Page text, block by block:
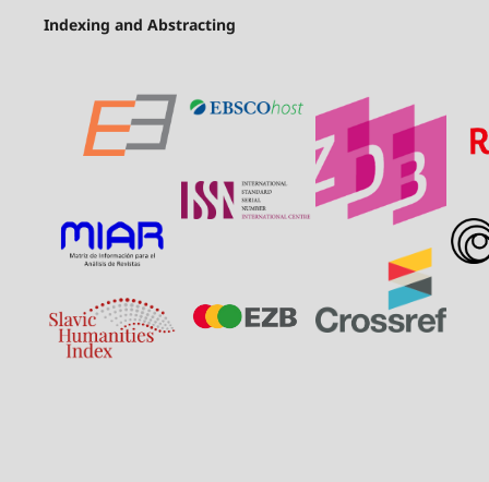
Indexing and Abstracting